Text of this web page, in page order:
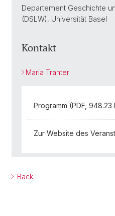
Departement Geschichte
(DSLW), Universität Basel
Kontakt
Maria Tranter
Programm (PDF, 948.23
Zur Website des
Back